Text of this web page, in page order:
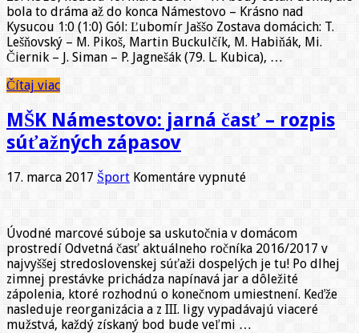
sťažili
domácim
cestu
za
bola to dráma až do konca Námestovo – Krásno nad
Kysucou 1:0 (1:0) Gól: Ľubomír Jaššo Zostava domácich: T.
Lešňovský – M. Pikoš, Martin Buckulčík, M. Habiňák, Mi.
Čiernik – J. Siman – P. Jagnešák (79. L. Kubica), …
Čítaj viac
MŠK Námestovo: jarná časť – rozpis
súťažných zápasov
17. marca 2017 Šport Komentáre vypnuténa
časť
–
rozpis
súťažných
zápasov
Úvodné marcové súboje sa uskutočnia v domácom
prostredí Odvetná časť aktuálneho ročníka 2016/2017 v
najvyššej stredoslovenskej súťaži dospelých je tu! Po dlhej
zimnej prestávke prichádza napínavá jar a dôležité
zápolenia, ktoré rozhodnú o konečnom umiestnení. Keďže
nasleduje reorganizácia a z III. ligy vypadávajú viaceré
mužstvá, každý získaný bod bude veľmi …